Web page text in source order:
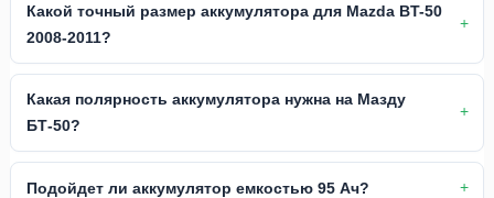
Какой точный размер аккумулятора для Mazda BT-50
2008-2011?
Какая полярность аккумулятора нужна на Мазду
БТ-50?
Подойдет ли аккумулятор емкостью 95 Ач?